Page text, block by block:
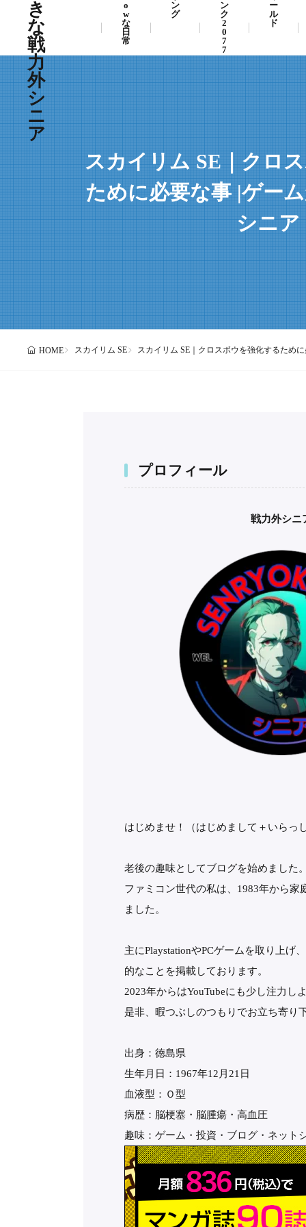
き
な
戦
力
外
シ
ニ
ア
o
w
な
日
常
ン
グ
ン
ク
2
0
7
7
ー
ル
ド
スカイリム SE｜クロ
ために必要な事 |ゲー
シニア
HOME スカイリム SE スカイリム SE｜クロスボウを強化するため
プロフィール
戦力外シニ
はじめませ！（はじめまして＋いらっ
老後の趣味としてブログを始めました
ファミコン世代の私は、1983年から家
ました。
主にPlaystationやPCゲームを取り上げ
的なことを掲載しております。
2023年からはYouTubeにも少し注力し
是非、暇つぶしのつもりでお立ち寄り
出身：徳島県
生年月日：1967年12月21日
血液型：Ｏ型
病歴：脳梗塞・脳腫瘍・高血圧
趣味：ゲーム・投資・ブログ・ネット